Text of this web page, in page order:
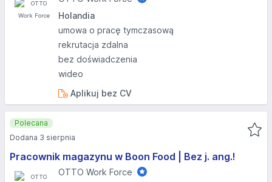
Holandia
umowa o pracę tymczasową
rekrutacja zdalna
bez doświadczenia
wideo
Aplikuj bez CV
Pracownik magazynu w Boon Food | Bez j. ang.!
OTTO Work Force
Polecana
Dodana 3 sierpnia